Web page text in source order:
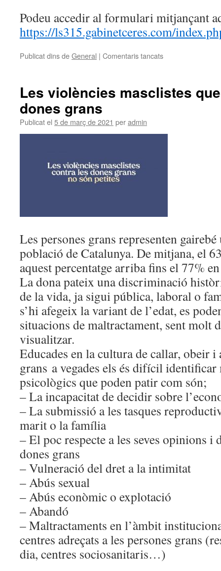
Podeu accedir al formulari mitjançant
https://ls315.gabinetceres.com/
Publicat dins deGeneral | Comentaris tancats
DE
DE
APORTAR
LA
SEVA
OPINIÓ
SOBRE
LES
POLÍTIQUES
PÚBLIQUES
QUE
AFECTEN
A
PERSONES
GRANS
Les violències masclistes
dones grans
Publicat el 5 de març de 2021 peradmin
Les persones grans representen
població de Catalunya. De mitjana, el
aquest percentatge arriba fins el 77%
La dona pateix una discriminació
de la vida, ja sigui pública, laboral o
s’hi afegeix la variant de l’edat, es
situacions de maltractament, sent molt
visualitzar.
Educades en la cultura de callar, obeir i
grans a vegades els és difícil
psicològics que poden patir com són;
– La incapacitat de decidir sobre
– La submissió a les tasques
marit o la família
– El poc respecte a les seves opinions i
dones grans
– Vulneració del dret a la intimitat
– Abús sexual
– Abús econòmic o explotació
– Abandó
– Maltractaments en l’àmbit
centres adreçats a les persones grans
dia, centres sociosanitaris…)